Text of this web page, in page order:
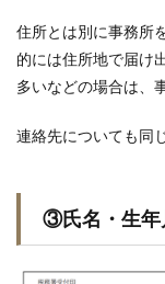
住所とは別に事務所
的には住所地で届け
多いなどの場合は、
連絡先についても同
③氏名・生年